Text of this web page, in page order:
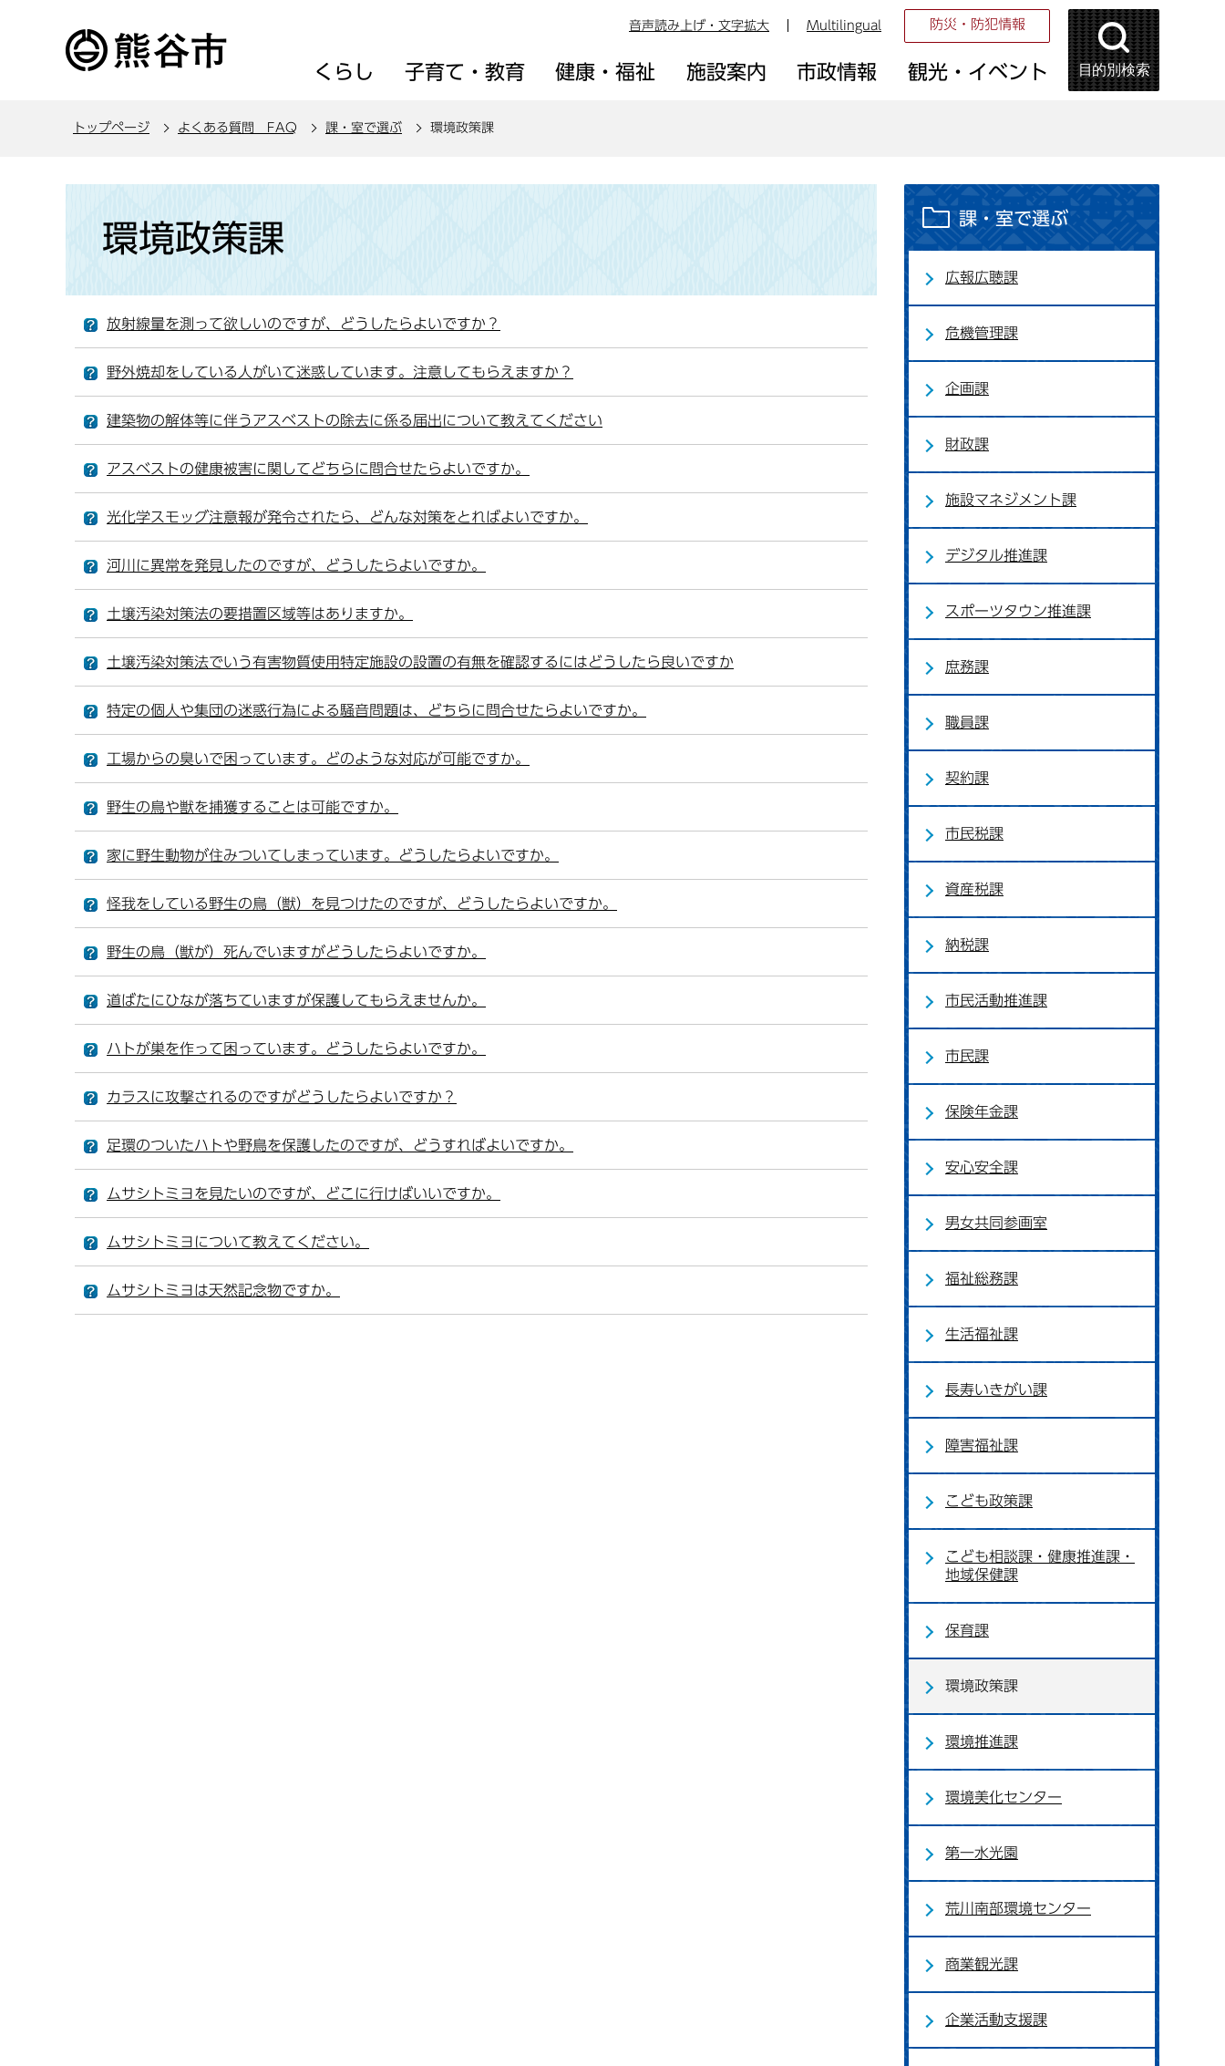
音声読み上げ・文字拡大 Multilingual 防災・防犯情報
くらし 子育て・教育 健康・福祉 施設案内 市政情報 観光・イベント 目的別検索
トップページ よくある質問 FAQ 課・室で選ぶ 環境政策課
か
環境政策課
放射線量を測って欲しいのですが、どうしたらよいですか？
野外焼却をしている人がいて迷惑しています。注意してもらえますか？
建築物の解体等に伴うアスベストの除去に係る届出について教えてください
アスベストの健康被害に関してどちらに問合せたらよいですか。
光化学スモッグ注意報が発令されたら、どんな対策をとればよいですか。
河川に異常を発見したのですが、どうしたらよいですか。
土壌汚染対策法の要措置区域等はありますか。
土壌汚染対策法でいう有害物質使用特定施設の設置の有無を確認するにはどうしたら良いですか
特定の個人や集団の迷惑行為による騒音問題は、どちらに問合せたらよいですか。
工場からの臭いで困っています。どのような対応が可能ですか。
野生の鳥や獣を捕獲することは可能ですか。
家に野生動物が住みついてしまっています。どうしたらよいですか。
怪我をしている野生の鳥（獣）を見つけたのですが、どうしたらよいですか。
野生の鳥（獣が）死んでいますがどうしたらよいですか。
道ばたにひなが落ちていますが保護してもらえませんか。
ハトが巣を作って困っています。どうしたらよいですか。
カラスに攻撃されるのですがどうしたらよいですか？
足環のついたハトや野鳥を保護したのですが、どうすればよいですか。
ムサシトミヨを見たいのですが、どこに行けばいいですか。
ムサシトミヨについて教えてください。
ムサシトミヨは天然記念物ですか。
課・室で選ぶ
広報広聴課
危機管理課
企画課
財政課
施設マネジメント課
デジタル推進課
スポーツタウン推進課
庶務課
職員課
契約課
市民税課
資産税課
納税課
市民活動推進課
市民課
保険年金課
安心安全課
男女共同参画室
福祉総務課
生活福祉課
長寿いきがい課
障害福祉課
こども政策課
こども相談課・健康推進課・
地域保健課
保育課
環境政策課
環境推進課
環境美化センター
第一水光園
荒川南部環境センター
商業観光課
企業活動支援課